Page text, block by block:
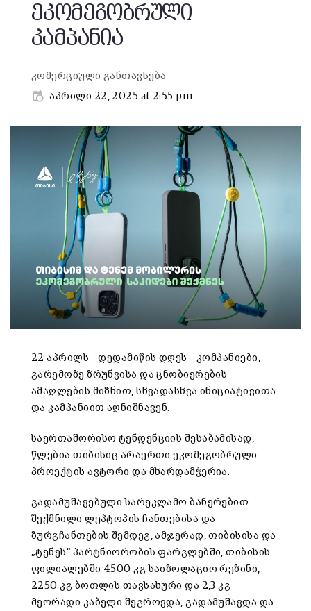
ეკომეგობრული
კამპანია
კომერციული განთავსება
აპრილი 22, 2025 at 2:55 pm
22 აპრილს – დედამიწის დღეს – კომპანიები,
გარემოზე ზრუნვისა და ცნობიერების
ამაღლების მიზნით, სხვადასხვა ინიციატივითა
და კამპანიით აღნიშნავენ.
საერთაშორისო ტენდენციის შესაბამისად,
წლებია თიბისიც არაერთი ეკომეგობრული
პროექტის ავტორი და მხარდამჭერია.
გადამუშავებული სარეკლამო ბანერებით
შექმნილი ლეპტოპის ჩანთებისა და
ზურგჩანთების შემდეგ, ამჯერად, თიბისისა და
„ტენეს“ პარტნიორობის ფარგლებში, თიბისის
ფილიალებში 4500 კგ საიზოლაციო რეზინი,
2250 კგ ბოთლის თავსახური და 2,3 კგ
მეორადი კაბელი შეგროვდა, გადამუშავდა და